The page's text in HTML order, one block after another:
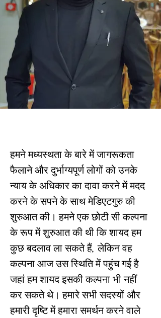
हमने मध्यस्थता के बारे में जागरूकता
फैलाने और दुर्भाग्यपूर्ण लोगों को उनके
न्याय के अधिकार का दावा करने में मदद
करने के सपने के साथ मेडिएटगुरु की
शुरुआत की। हमने एक छोटी सी कल्पना
के रूप में शुरुआत की थी कि शायद हम
कुछ बदलाव ला सकते हैं, लेकिन वह
कल्पना आज उस स्थिति में पहुंच गई है
जहां हम शायद इसकी कल्पना भी नहीं
कर सकते थे। हमारे सभी सदस्यों और
हमारी दृष्टि में हमारा समर्थन करने वाले